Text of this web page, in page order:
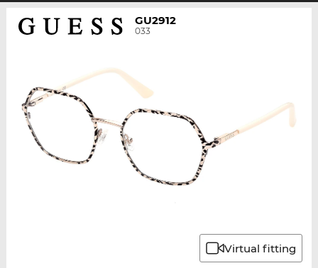
GU2912
033
Virtual fitting